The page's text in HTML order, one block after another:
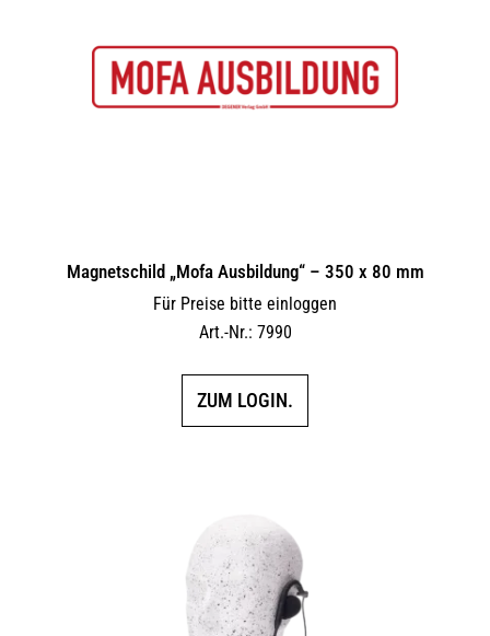
Magnetschild „Mofa Ausbildung“ – 350 x 80 mm
Für Preise bitte einloggen
Art.-Nr.: 7990
ZUM LOGIN.